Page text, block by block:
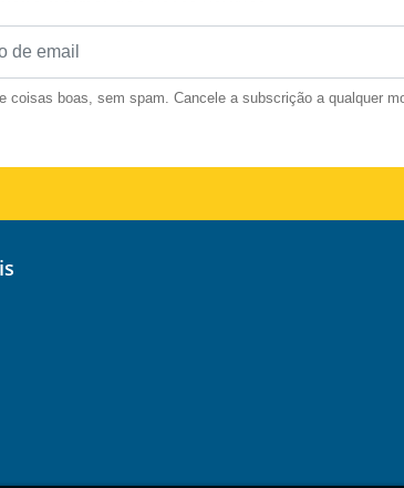
coisas boas, sem spam. Cancele a subscrição a qualquer